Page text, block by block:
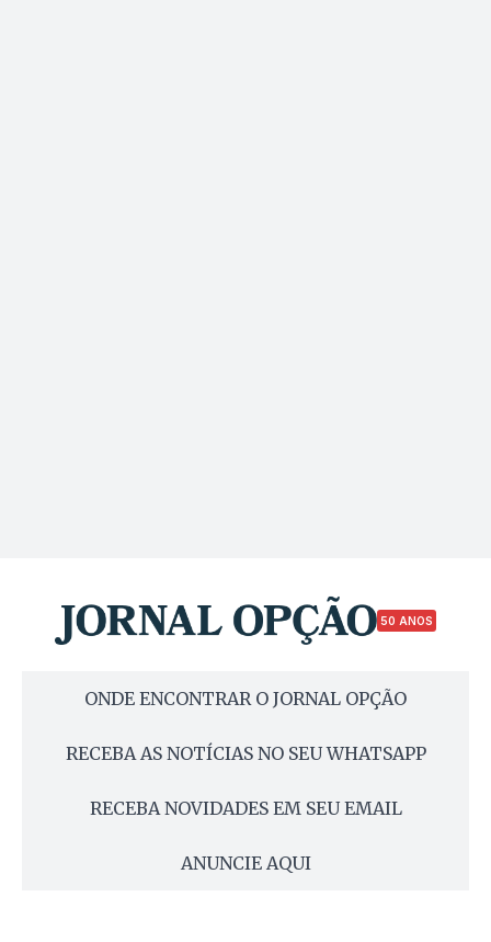
50 ANOS
ONDE ENCONTRAR O JORNAL OPÇÃO
RECEBA AS NOTÍCIAS NO SEU WHATSAPP
RECEBA NOVIDADES EM SEU EMAIL
ANUNCIE AQUI